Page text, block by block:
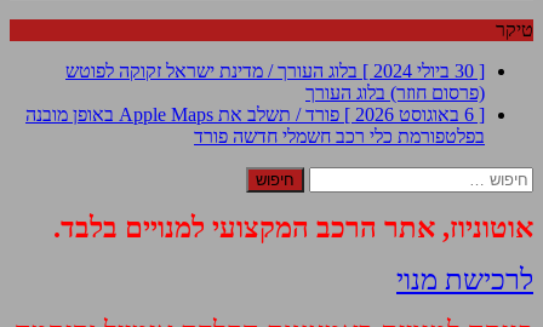
טיקר
[ 30 ביולי 2024 ]
בלוג העורך / מדינת ישראל זקוקה לפוטש
(פרסום חוזר) בלוג העורך
[ 6 באוגוסט 2026 ]
פורד / תשלב את Apple Maps באופן מובנה
בפלטפורמת כלי רכב חשמלי חדשה פורד
חיפוש:
אוטוניוז, אתר הרכב המקצועי למנויים בלבד.
לרכישת מנוי